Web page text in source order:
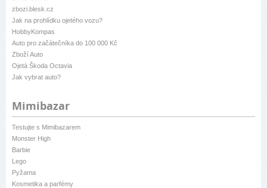
zbozi.blesk.cz
Jak na prohlídku ojetého vozu?
HobbyKompas
Auto pro začátečníka do 100 000 Kč
Zboží Auto
Ojetá Škoda Octavia
Jak vybrat auto?
Mimibazar
Testujte s Mimibazarem
Monster High
Barbie
Lego
Pyžama
Kosmetika a parfémy